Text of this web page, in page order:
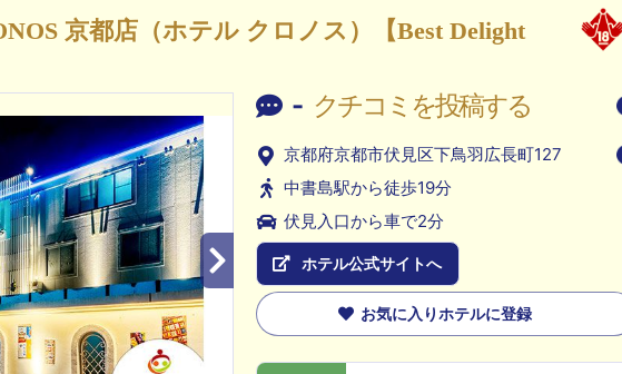
京都店（ホテル クロノス）【Best Delight
- クチコミを投稿する
京都府京都市伏見区下鳥羽広長町127
中書島駅から徒歩19分
伏見入口から車で2分
ホテル公式サイトへ
お気に入りホテルに登録